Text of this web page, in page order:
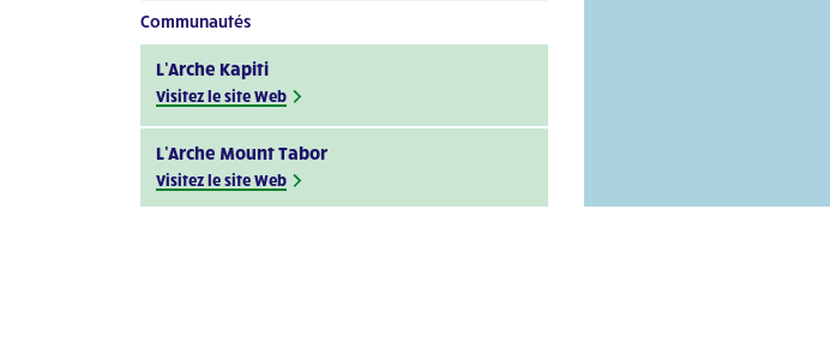
Communautés
L’Arche Kapiti
Visitez le site Web
L’Arche Mount Tabor
Visitez le site Web